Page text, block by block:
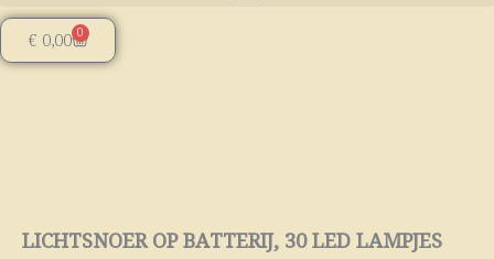
€ 0,00 0
Winkelwagen
LICHTSNOER OP BATTERIJ, 30 LED LAMPJES